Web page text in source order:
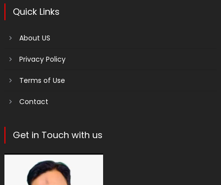
Quick Links
About US
Privacy Policy
Terms of Use
Contact
Get in Touch with us